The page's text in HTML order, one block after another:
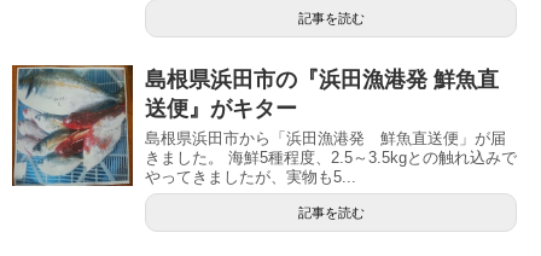
記事を読む
島根県浜田市の『浜田漁港発 鮮魚直
送便』がキター
島根県浜田市から「浜田漁港発 鮮魚直送便」が届
きました。 海鮮5種程度、2.5～3.5kgとの触れ込みで
やってきましたが、実物も5...
記事を読む